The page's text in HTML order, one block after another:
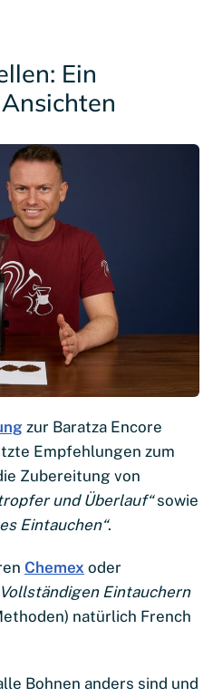
Ein
zur Baratza Encore
Empfehlungen zum
Zubereitung von
und Überlauf“sowie
Eintauchen“.
Chemex oder
Vollständigen Eintauchern
natürlich French
Bohnen anders sind und